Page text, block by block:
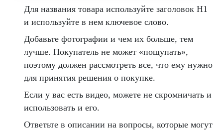
Для названия товара используйте заголовок H1
и используйте в нем ключевое слово.
Добавьте фотографии и чем их больше, тем
лучше. Покупатель не может «пощупать»,
поэтому должен рассмотреть все, что ему нужно
для принятия решения о покупке.
Если у вас есть видео, можете не скромничать и
использовать и его.
Ответьте в описании на вопросы, которые могут